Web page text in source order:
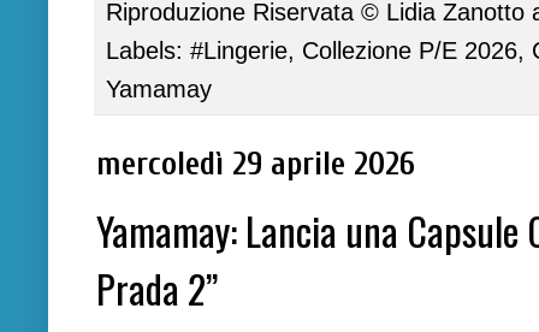
Riproduzione Riservata © Lidia Zanotto
Labels: #Lingerie, Collezione P/E 2026,
Yamamay
mercoledì 29 aprile 2026
Yamamay: Lancia una
Prada 2”